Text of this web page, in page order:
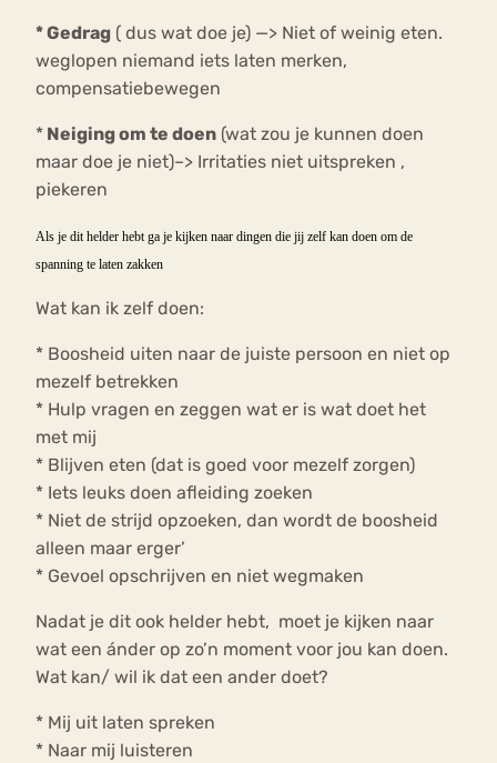
* Gedrag ( dus wat doe je) —> Niet of weinig eten.
weglopen niemand iets laten merken,
compensatiebewegen
* Neiging om te doen (wat zou je kunnen doen
maar doe je niet)–> Irritaties niet uitspreken ,
piekeren
Als je dit helder hebt ga je kijken naar dingen die jij zelf kan doen om de
spanning te laten zakken
Wat kan ik zelf doen:
* Boosheid uiten naar de juiste persoon en niet op
mezelf betrekken
* Hulp vragen en zeggen wat er is wat doet het
met mij
* Blijven eten (dat is goed voor mezelf zorgen)
* Iets leuks doen afleiding zoeken
* Niet de strijd opzoeken, dan wordt de boosheid
alleen maar erger’
* Gevoel opschrijven en niet wegmaken
Nadat je dit ook helder hebt, moet je kijken naar
wat een ánder op zo’n moment voor jou kan doen.
Wat kan/ wil ik dat een ander doet?
* Mij uit laten spreken
* Naar mij luisteren